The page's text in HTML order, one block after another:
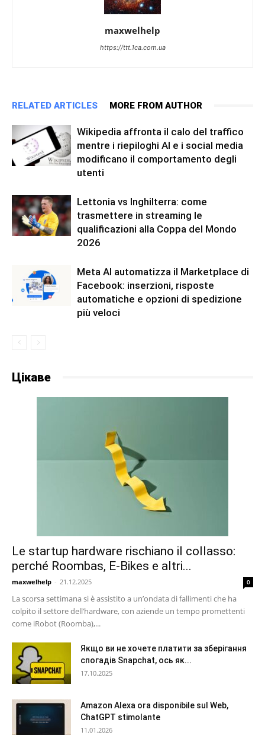
maxwelhelp
https://ttt.1ca.com.ua
RELATED ARTICLES MORE FROM AUTHOR
Wikipedia affronta il calo del traffico
mentre i riepiloghi AI e i social media
modificano il comportamento degli
utenti
Lettonia vs Inghilterra: come
trasmettere in streaming le
qualificazioni alla Coppa del Mondo
2026
Meta AI automatizza il Marketplace di
Facebook: inserzioni, risposte
automatiche e opzioni di spedizione
più veloci
Цікаве
Le startup hardware rischiano il collasso:
perché Roombas, E-Bikes e altri...
maxwelhelp - 21.12.2025 0
La scorsa settimana si è assistito a un’ondata di fallimenti che ha
colpito il settore dell’hardware, con aziende un tempo promettenti
come iRobot (Roomba),...
Якщо ви не хочете платити за зберігання
спогадів Snapchat, ось як...
17.10.2025
Amazon Alexa ora disponibile sul Web,
ChatGPT stimolante
11.01.2026